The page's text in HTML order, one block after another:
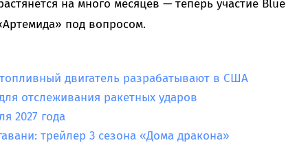
на много месяцев — теперь участие Blue
под вопросом.
двигатель разрабатывают в США
отслеживания ракетных ударов
2027 года
трейлер 3 сезона «Дома дракона»